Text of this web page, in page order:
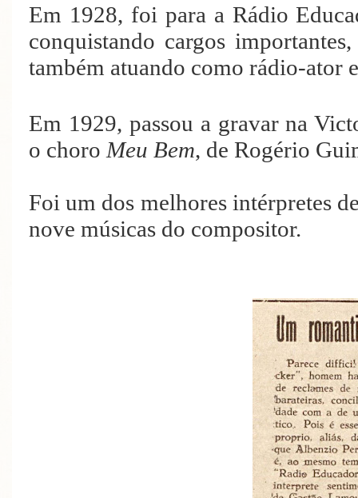
Em 1928, foi para a Rádio
conquistando cargos
também atuando como rádio-ator
Em 1929, passou a gravar na
o choro Meu Bem, de Rogério
Foi um dos melhores intérpretes
nove músicas do compositor.